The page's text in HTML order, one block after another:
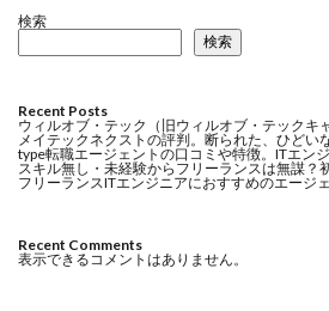
検索
検索
Recent Posts
ウィルオブ・テック（旧ウィルオブ・テックキ
メイテックネクストの評判。断られた、ひどい
type転職エージェントの口コミや特徴。ITエン
スキル無し・未経験からフリーランスは無謀？
フリーランスITエンジニアにおすすめのエージ
Recent Comments
表示できるコメントはありません。